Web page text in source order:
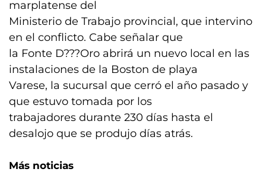
marplatense del
Ministerio de Trabajo provincial, que intervino
en el conflicto. Cabe señalar que
la Fonte D???Oro abrirá un nuevo local en las
instalaciones de la Boston de playa
Varese, la sucursal que cerró el año pasado y
que estuvo tomada por los
trabajadores durante 230 días hasta el
desalojo que se produjo días atrás.
Más noticias